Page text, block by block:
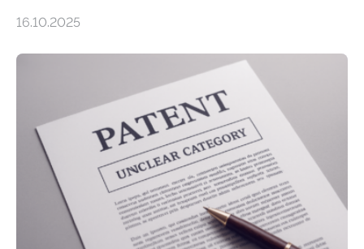
gehören zu den häufigsten gesundheitlichen
Rückenschmerzen denken und welche Erfahrungen sie
damit gemacht haben, kann entscheidend
beeinflussen, wie Schmerzen verlaufen und welche
Therapien wirken. Diese individuellen Überzeugungen
stehen im Mittelpunkt einer aktuellen Studie der
Hochschule Bochum. Im Rahmen des
Promotionsprojekts „BACKCamPAIN“ führt die
Doktorandin Deborah Jost (Hochschule Bochum,
Promotionskolleg NRW) derzeit eine Online-Umfrage
durch. Ziel ist es, herauszufinden,…
16.10.2025